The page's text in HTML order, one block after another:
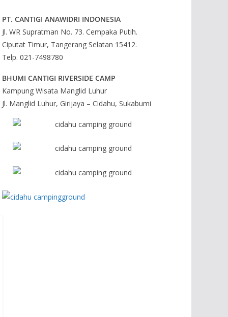
PT. CANTIGI ANAWIDRI INDONESIA
Jl. WR Supratman No. 73. Cempaka Putih.
Ciputat Timur, Tangerang Selatan 15412.
Telp. 021-7498780
BHUMI CANTIGI RIVERSIDE CAMP
Kampung Wisata Manglid Luhur
Jl. Manglid Luhur, Girijaya – Cidahu, Sukabumi